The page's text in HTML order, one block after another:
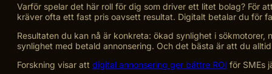
Varför spelar det här roll för dig som driver ett litet bolag? För
kräver ofta ett fast pris oavsett resultat. Digitalt betalar du för
Resultaten du kan nå är konkreta: ökad synlighet i
synlighet med betald annonsering. Och det bästa är att du
Forskning visar att digital annonsering ger bättre ROI för SMEs